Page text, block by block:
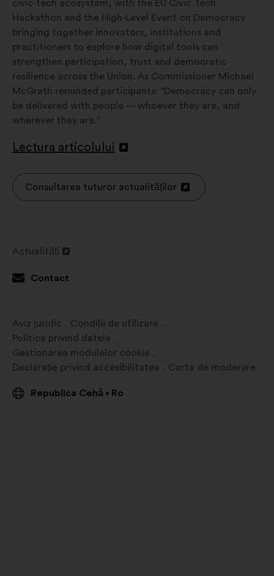
civic‑tech ecosystem, with the EU Civic Tech
Hackathon and the High‑Level Event on Democracy
bringing together innovators, institutions and
practitioners to explore how digital tools can
strengthen participation, trust and democratic
resilience across the Union. As Commissioner Michael
McGrath reminded participants: “Democracy can only
be delivered with people — whoever they are, and
wherever they are.”
Lectura articolului
Deschidere
o
filă
Consultarea tuturor actualităților
Actualități
Deschidere
într-
nouă
Contact
Aviz juridic
Condiții de utilizare
Politica privind datele
Gestionarea modulelor cookie
Declarație privind accesibilitatea
Carta de moderare
Republica Cehă • Ro